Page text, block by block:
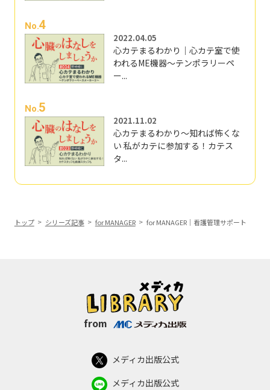
No.4
2022.04.05
心カテまるわかり｜心カテ室で使
われるME機器～テンポラリーペ
ー...
No.5
2021.11.02
心カテまるわかり～知れば怖くな
い 私がカテに参加する！カテス
タ...
トップ シリーズ記事 for MANAGER for MANAGER｜看護管理サポート
from
メディカ出版公式
メディカ出版公式